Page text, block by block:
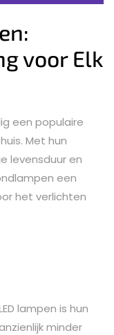
voor Elk
een populaire
Met hun
levensduur en
een
het verlichten
lampen is hun
minder